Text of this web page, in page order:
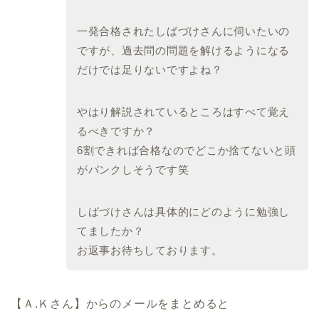
一発合格されたしばづけさんに伺いたいの
ですが、過去問の問題を解けるようになる
だけでは足りないですよね？
やはり解説されているところはすべて覚え
るべきですか？
6割できれば合格なのでどこか捨てないと頭
がパンクしそうです笑
しばづけさんは具体的にどのように勉強し
てましたか？
お返事お待ちしております。
【Ａ.Ｋさん】からのメールをまとめると